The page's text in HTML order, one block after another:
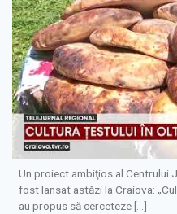
Un proiect ambiţios al Centrului
fost lansat astăzi la Craiova:
au propus să cerceteze […]